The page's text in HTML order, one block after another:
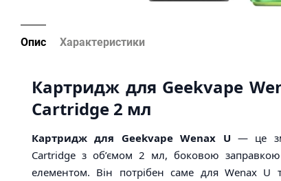
Опис Характеристики
Картридж для Geekvape
Cartridge 2 мл
Картридж для Geekvape Wenax U — це
Cartridge з об’ємом 2 мл, боковою
елементом. Він потрібен саме для Wenax U